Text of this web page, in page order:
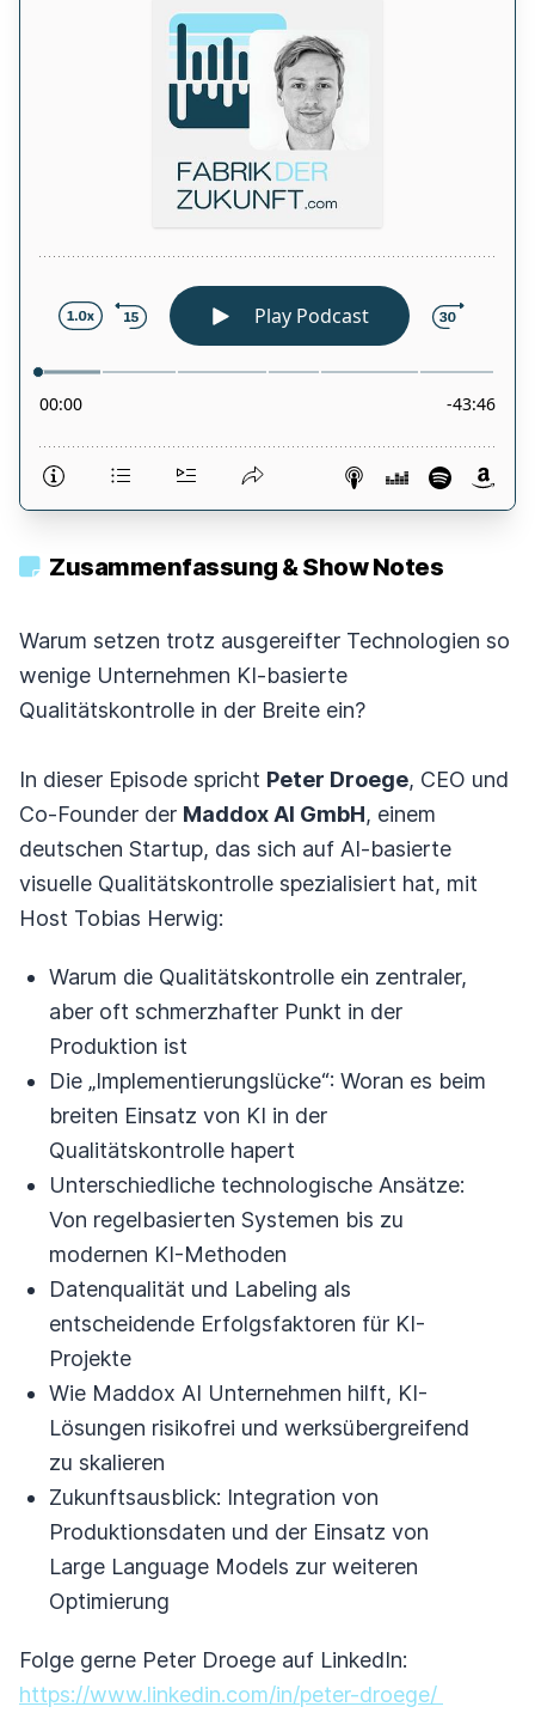
Zusammenfassung & Show Notes
Warum setzen trotz ausgereifter Technologien so
wenige Unternehmen KI-basierte
Qualitätskontrolle in der Breite ein?
In dieser Episode spricht Peter Droege, CEO und
Co-Founder der Maddox AI GmbH, einem
deutschen Startup, das sich auf AI-basierte
visuelle Qualitätskontrolle spezialisiert hat, mit
Host Tobias Herwig:
Warum die Qualitätskontrolle ein zentraler,
aber oft schmerzhafter Punkt in der
Produktion ist
Die „Implementierungslücke“: Woran es beim
breiten Einsatz von KI in der
Qualitätskontrolle hapert
Unterschiedliche technologische Ansätze:
Von regelbasierten Systemen bis zu
modernen KI-Methoden
Datenqualität und Labeling als
entscheidende Erfolgsfaktoren für KI-
Projekte
Wie Maddox AI Unternehmen hilft, KI-
Lösungen risikofrei und werksübergreifend
zu skalieren
Zukunftsausblick: Integration von
Produktionsdaten und der Einsatz von
Large Language Models zur weiteren
Optimierung
Folge gerne Peter Droege auf LinkedIn:
https://www.linkedin.com/in/peter-droege/